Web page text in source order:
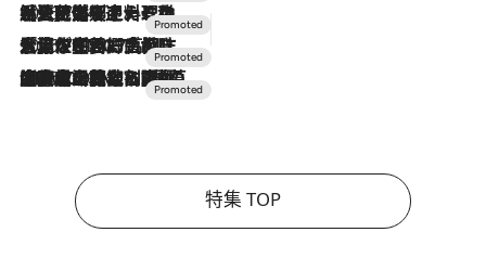
2026.7.24
【夏限定ディナーコース】旬を迎える稚鮎や花ズッキーニなどをイタリア・トスカーナの郷土料理の手法で満喫！
2026.7.17
「土佐和ハーブかき氷」がOMO7高知に登場！生姜、山椒、大葉など目にも舌にも涼を呼ぶ郷土の味
2026.7.10
NEW OPEN！【界 草津】名湯の地に誕生。趣の異なる2種の温泉と上州ならではの会席・蕎麦割烹など美食を味わう究極の癒やし旅
特集 TOP